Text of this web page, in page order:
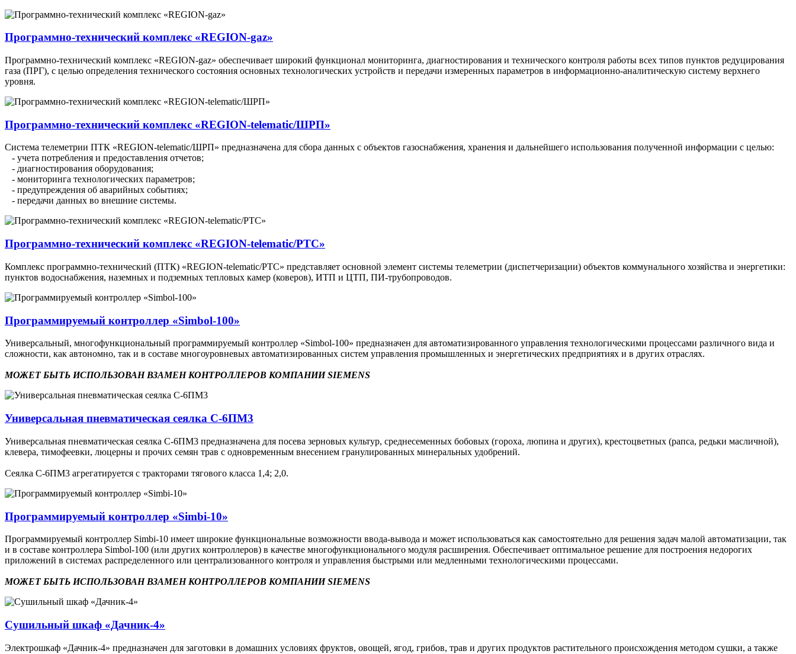
Программно-технический комплекс «REGION-gaz»
Программно-технический комплекс «REGION-gaz» обеспечивает широкий функционал мониторинга, диагностирования и технического контроля работы всех типов пунктов редуцирования
газа (ПРГ), с целью определения технического состояния основных технологических устройств и передачи измеренных параметров в информационно-аналитическую систему верхнего
уровня.
Программно-технический комплекс «REGION-telematic/ШРП»
Система телеметрии ПТК «REGION-telematic/ШРП» предназначена для сбора данных с объектов газоснабжения, хранения и дальнейшего использования полученной информации с целью:
- учета потребления и предоставления отчетов;
- диагностирования оборудования;
- мониторинга технологических параметров;
- предупреждения об аварийных событиях;
- передачи данных во внешние системы.
Программно-технический комплекс «REGION-telematic/РТС»
Комплекс программно-технический (ПТК) «REGION-telematic/РТС» представляет основной элемент системы телеметрии (диспетчеризации) объектов коммунального хозяйства и энергетики:
пунктов водоснабжения, наземных и подземных тепловых камер (коверов), ИТП и ЦТП, ПИ-трубопроводов.
Программируемый контроллер «Simbol-100»
Универсальный, многофункциональный программируемый контроллер «Simbol-100» предназначен для автоматизированного управления технологическими процессами различного вида и
сложности, как автономно, так и в составе многоуровневых автоматизированных систем управления промышленных и энергетических предприятиях и в других отраслях.
МОЖЕТ БЫТЬ ИСПОЛЬЗОВАН ВЗАМЕН КОНТРОЛЛЕРОВ КОМПАНИИ SIEMENS
Универсальная пневматическая сеялка С-6ПМ3
Универсальная пневматическая сеялка С-6ПМ3 предназначена для посева зерновых культур, среднесеменных бобовых (гороха, люпина и других), крестоцветных (рапса, редьки масличной),
клевера, тимофеевки, люцерны и прочих семян трав с одновременным внесением гранулированных минеральных удобрений.
Сеялка С-6ПМ3 агрегатируется с тракторами тягового класса 1,4; 2,0.
Программируемый контроллер «Simbi-10»
Программируемый контроллер Simbi-10 имеет широкие функциональные возможности ввода-вывода и может использоваться как самостоятельно для решения задач малой автоматизации, так
и в составе контроллера Simbol-100 (или других контроллеров) в качестве многофункционального модуля расширения. Обеспечивает оптимальное решение для построения недорогих
приложений в системах распределенного или централизованного контроля и управления быстрыми или медленными технологическими процессами.
МОЖЕТ БЫТЬ ИСПОЛЬЗОВАН ВЗАМЕН КОНТРОЛЛЕРОВ КОМПАНИИ SIEMENS
Сушильный шкаф «Дачник-4»
Электрошкаф «Дачник-4» предназначен для заготовки в домашних условиях фруктов, овощей, ягод, грибов, трав и других продуктов растительного происхождения методом сушки, а также